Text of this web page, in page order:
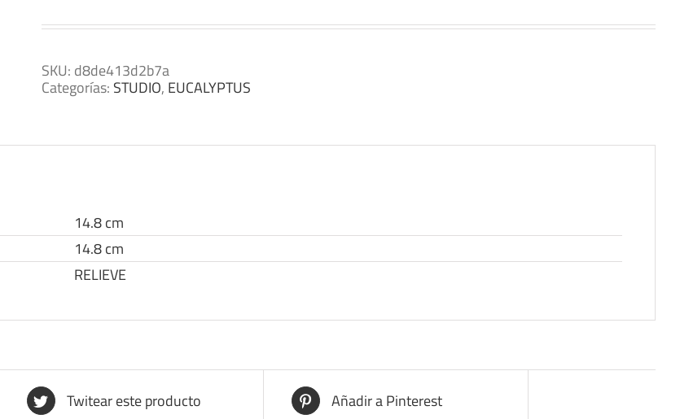
SKU: d8de413d2b7a
Categorías: STUDIO, EUCALYPTUS
14.8 cm
14.8 cm
RELIEVE
Twitear este producto Añadir a Pinterest